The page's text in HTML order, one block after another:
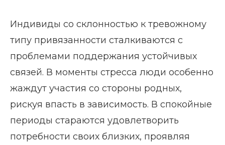
Индивиды со склонностью к тревожному
типу привязанности сталкиваются с
проблемами поддержания устойчивых
связей. В моменты стресса люди особенно
жаждут участия со стороны родных,
рискуя впасть в зависимость. В спокойные
периоды стараются удовлетворить
потребности своих близких, проявляя